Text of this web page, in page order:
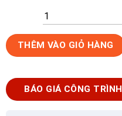
Gạch
Ốp
80x80cm
Trung
THÊM VÀO GIỎ HÀNG
BÁO GIÁ CÔNG TRÌNH